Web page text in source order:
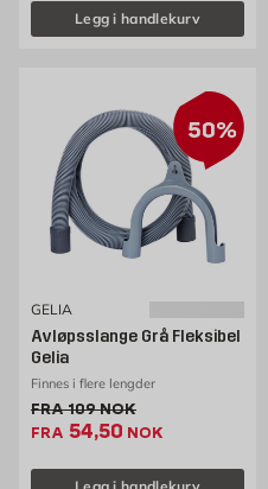
Legg i handlekurv
50%
GELIA
Avløpsslange Grå Fleksibel
Gelia
Finnes i flere lengder
FRAGammel pris 109 NOK /stk
109NOK
FRA Ekstrapris 54.5
54,50 NOK